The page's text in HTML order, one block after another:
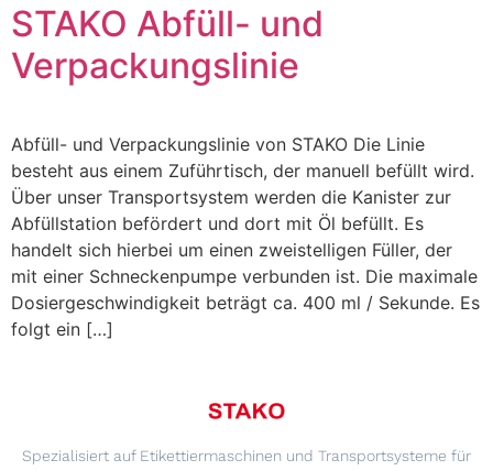
STAKO Abfüll- und
Verpackungslinie
Abfüll- und Verpackungslinie von STAKO Die Linie
besteht aus einem Zuführtisch, der manuell befüllt wird.
Über unser Transportsystem werden die Kanister zur
Abfüllstation befördert und dort mit Öl befüllt. Es
handelt sich hierbei um einen zweistelligen Füller, der
mit einer Schneckenpumpe verbunden ist. Die maximale
Dosiergeschwindigkeit beträgt ca. 400 ml / Sekunde. Es
folgt ein […]
Spezialisiert auf Etikettiermaschinen und Transportsysteme für